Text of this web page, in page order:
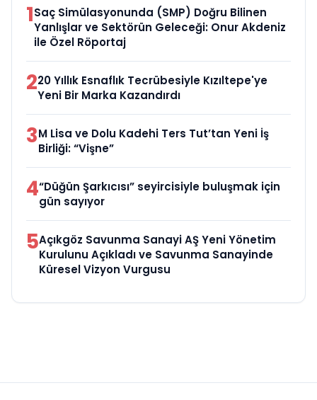
1Saç Simülasyonunda (SMP) Doğru Bilinen
Yanlışlar ve Sektörün Geleceği: Onur Akdeniz
ile Özel Röportaj
220 Yıllık Esnaflık Tecrübesiyle Kızıltepe'ye
Yeni Bir Marka Kazandırdı
3M Lisa ve Dolu Kadehi Ters Tut’tan Yeni İş
Birliği: “Vişne”
4“Düğün Şarkıcısı” seyircisiyle buluşmak için
gün sayıyor
5Açıkgöz Savunma Sanayi AŞ Yeni Yönetim
Kurulunu Açıkladı ve Savunma Sanayinde
Küresel Vizyon Vurgusu